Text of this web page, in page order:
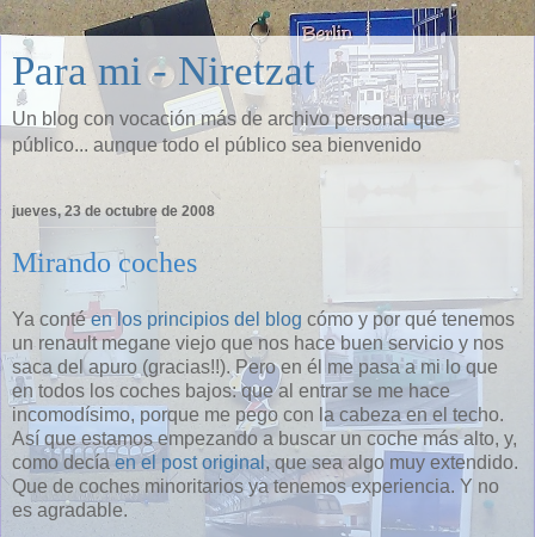
Para mi - Niretzat
Un blog con vocación más de archivo personal que
público... aunque todo el público sea bienvenido
jueves, 23 de octubre de 2008
Mirando coches
Ya contéen los principios del blog cómo y por qué tenemos
un renault megane viejo que nos hace buen servicio y nos
saca del apuro (gracias!!). Pero en él me pasa a mi lo que
en todos los coches bajos: que al entrar se me hace
incomodísimo, porque me pego con la cabeza en el techo.
Así que estamos empezando a buscar un coche más alto, y,
como decía en el post original, que sea algo muy extendido.
Que de coches minoritarios ya tenemos experiencia. Y no
es agradable.